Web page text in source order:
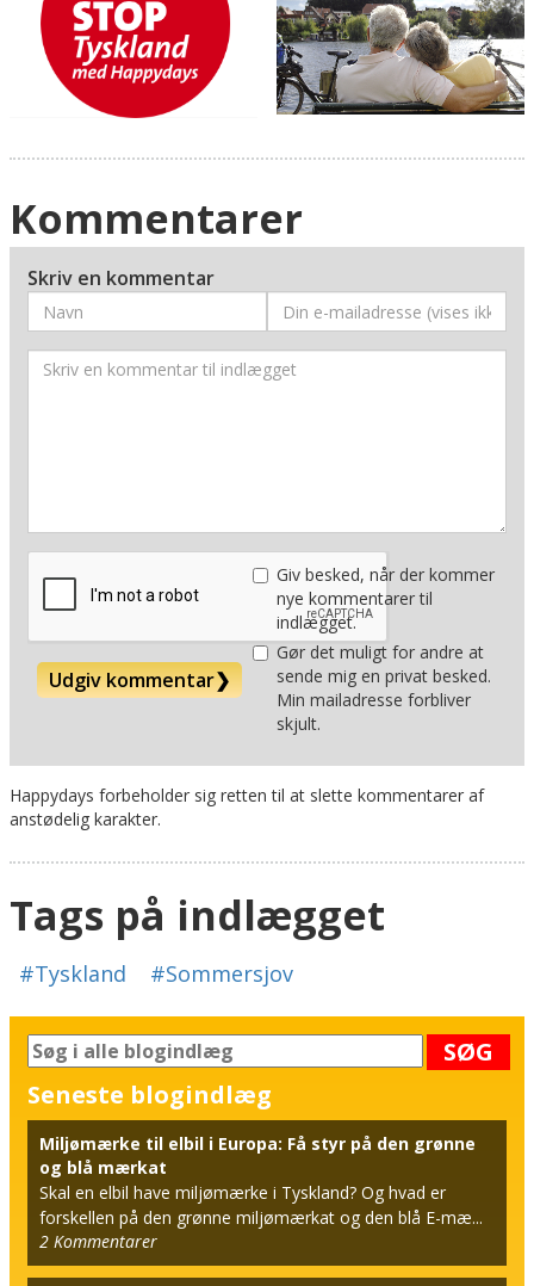
Kommentarer
Skriv en kommentar
Udgiv kommentar❯
Giv besked, når der kommer
nye kommentarer til
indlægget.
Gør det muligt for andre at
sende mig en privat besked.
Min mailadresse forbliver
skjult.
Happydays forbeholder sig retten til at slette kommentarer af
anstødelig karakter.
Tags på indlægget
#Tyskland #Sommersjov
SØG
Seneste blogindlæg
Miljømærke til elbil i Europa: Få styr på den grønne
og blå mærkat
Skal en elbil have miljømærke i Tyskland? Og hvad er
forskellen på den grønne miljømærkat og den blå E-mæ...
2 Kommentarer